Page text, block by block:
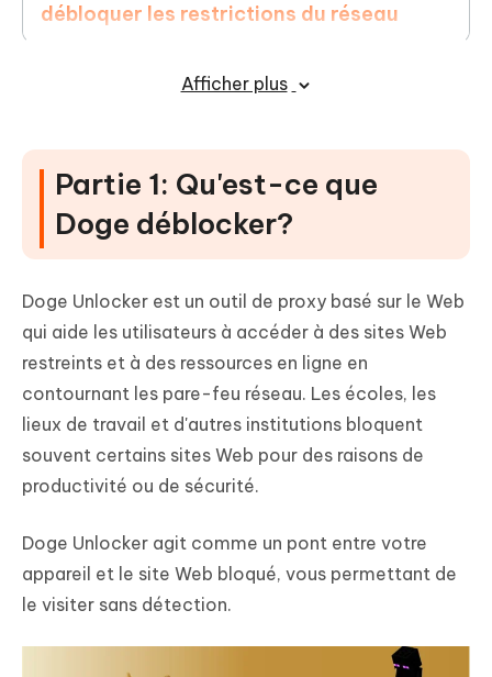
débloquer les restrictions du réseau
restrictions sur les appareils scolaires
Partie 7: FAQ sur Doge Unblocker
Afficher plus
Partie 1: Qu'est-ce que
Doge déblocker?
Doge Unlocker est un outil de proxy basé sur le Web
qui aide les utilisateurs à accéder à des sites Web
restreints et à des ressources en ligne en
contournant les pare-feu réseau. Les écoles, les
lieux de travail et d'autres institutions bloquent
souvent certains sites Web pour des raisons de
productivité ou de sécurité.
Doge Unlocker agit comme un pont entre votre
appareil et le site Web bloqué, vous permettant de
le visiter sans détection.